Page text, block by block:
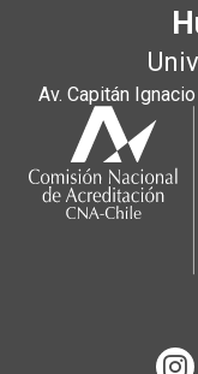
Av. Capitán